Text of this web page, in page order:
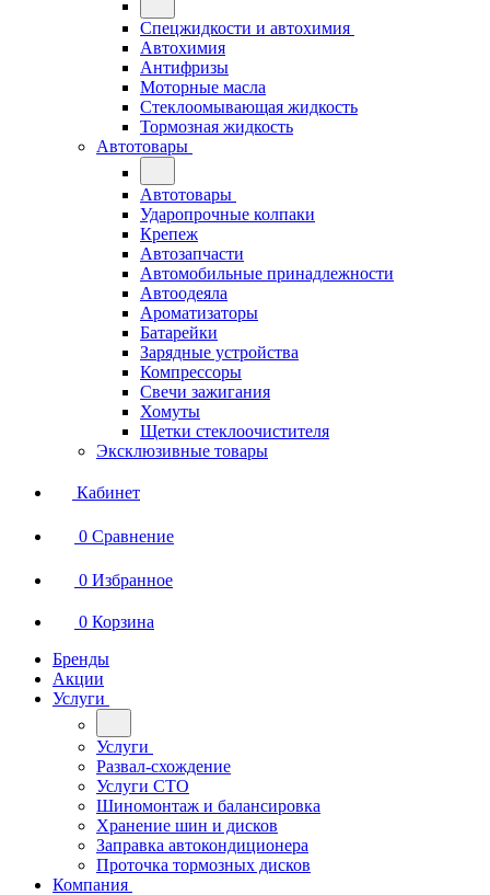
Спецжидкости и автохимия
Автохимия
Антифризы
Моторные масла
Стеклоомывающая жидкость
Тормозная жидкость
Автотовары
Автотовары
Ударопрочные колпаки
Крепеж
Автозапчасти
Автомобильные принадлежности
Автоодеяла
Ароматизаторы
Батарейки
Зарядные устройства
Компрессоры
Свечи зажигания
Хомуты
Щетки стеклоочистителя
Эксклюзивные товары
Кабинет
0 Сравнение
0 Избранное
0 Корзина
Бренды
Акции
Услуги
Услуги
Развал-схождение
Услуги СТО
Шиномонтаж и балансировка
Хранение шин и дисков
Заправка автокондиционера
Проточка тормозных дисков
Компания